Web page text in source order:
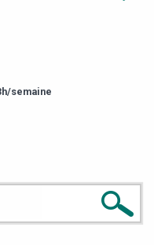
semaine